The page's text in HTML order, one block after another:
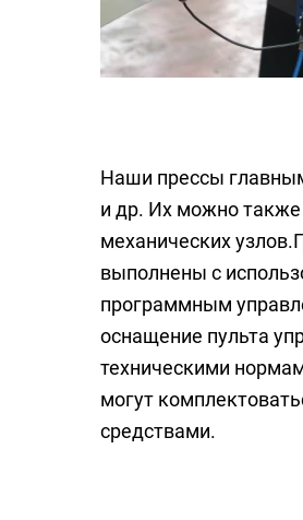
Наши прессы
и др. Их можно также
механических
выполнены с
программным
оснащение пульта
техническими
могут
средствами.